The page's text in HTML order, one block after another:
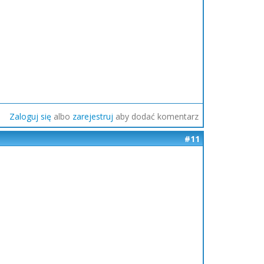
Zaloguj się albo zarejestruj aby dodać komentarz
#11